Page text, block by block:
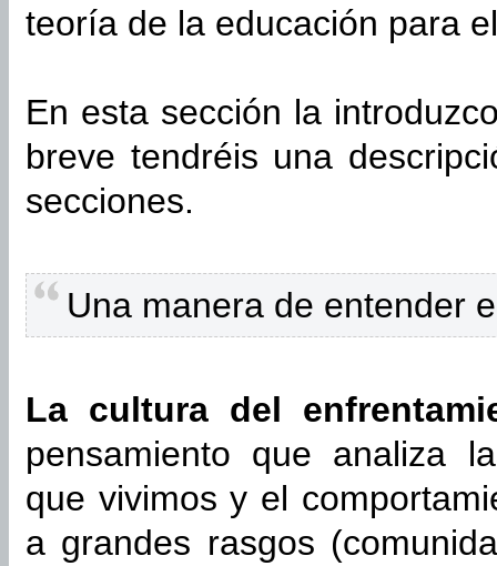
teoría de la educación para
En esta sección la
breve tendréis una
secciones.
Una manera de entender
La cultura del
pensamiento que analiza
que vivimos y el
a grandes rasgos